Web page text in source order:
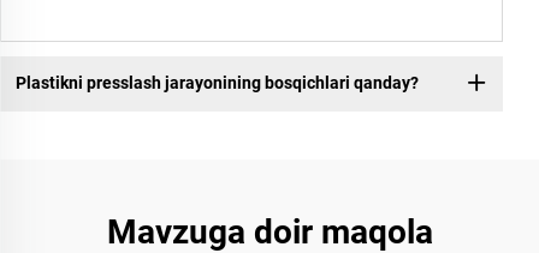
Plastikni presslash jarayonining bosqichlari qanday?
Mavzuga doir maqola